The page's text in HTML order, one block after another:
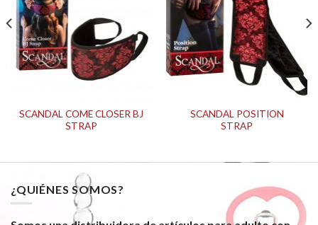
SCANDAL COME CLOSER BJ
STRAP
SCANDAL POSITION
STRAP
¿QUIÉNES SOMOS?